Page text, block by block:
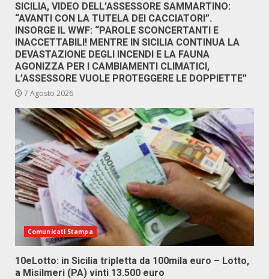
SICILIA, VIDEO DELL’ASSESSORE SAMMARTINO:
“AVANTI CON LA TUTELA DEI CACCIATORI”.
INSORGE IL WWF: “PAROLE SCONCERTANTI E
INACCETTABILI! MENTRE IN SICILIA CONTINUA LA
DEVASTAZIONE DEGLI INCENDI E LA FAUNA
AGONIZZA PER I CAMBIAMENTI CLIMATICI,
L’ASSESSORE VUOLE PROTEGGERE LE DOPPIETTE”
7 Agosto 2026
Comunicati Stampa
10eLotto: in Sicilia tripletta da 100mila euro – Lotto,
a Misilmeri (PA) vinti 13.500 euro